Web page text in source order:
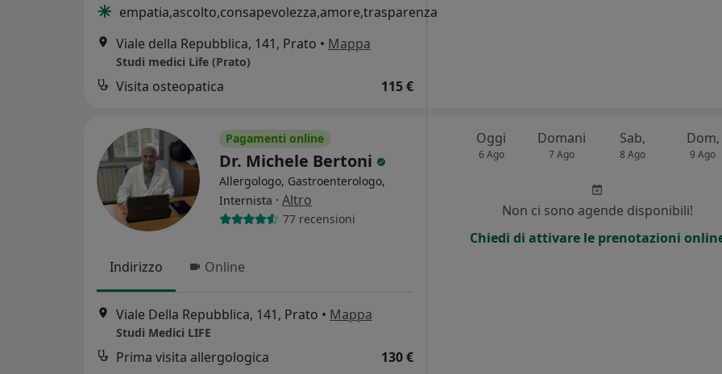
empatia,ascolto,consapevolezza,amore,trasparenza
Viale della Repubblica, 141, Prato • Mappa
Studi medici Life (Prato)
Visita osteopatica 115 €
Pagamenti online
Dr. Michele Bertoni
Allergologo, Gastroenterologo,
Internista · Altro
77 recensioni
Indirizzo Online
Viale Della Repubblica, 141, Prato • Mappa
Studi Medici LIFE
Prima visita allergologica 130 €
Oggi
6 Ago
Domani
7 Ago
Sab,
8 Ago
Dom,
9 Ago
Non ci sono agende disponibili!
Chiedi di attivare le prenotazioni